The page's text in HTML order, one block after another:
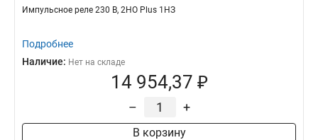
Импульсное реле 230 В, 2НО Plus 1НЗ
Подробнее
Наличие: Нет на складе
14 954,37 ₽
– +
В корзину